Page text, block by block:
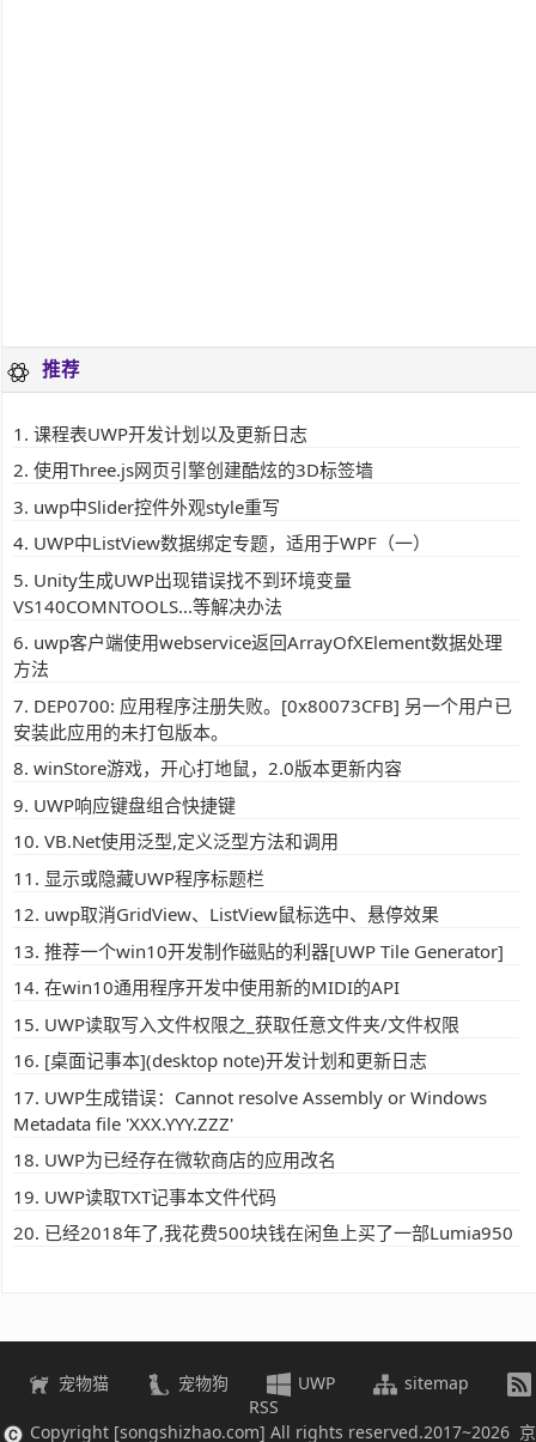
推荐
课程表UWP开发计划以及更新日志
使用Three.js网页引擎创建酷炫的3D标签墙
uwp中Slider控件外观style重写
UWP中ListView数据绑定专题，适用于WPF（一）
Unity生成UWP出现错误找不到环境变量
VS140COMNTOOLS...等解决办法
uwp客户端使用webservice返回ArrayOfXElement数据处理
方法
DEP0700: 应用程序注册失败。[0x80073CFB] 另一个用户已
安装此应用的未打包版本。
winStore游戏，开心打地鼠，2.0版本更新内容
UWP响应键盘组合快捷键
VB.Net使用泛型,定义泛型方法和调用
显示或隐藏UWP程序标题栏
uwp取消GridView、ListView鼠标选中、悬停效果
推荐一个win10开发制作磁贴的利器[UWP Tile Generator]
在win10通用程序开发中使用新的MIDI的API
UWP读取写入文件权限之_获取任意文件夹/文件权限
[桌面记事本](desktop note)开发计划和更新日志
UWP生成错误：Cannot resolve Assembly or Windows
Metadata file 'XXX.YYY.ZZZ'
UWP为已经存在微软商店的应用改名
UWP读取TXT记事本文件代码
已经2018年了,我花费500块钱在闲鱼上买了一部Lumia950
宠物猫 宠物狗 UWP
sitemap
RSS
Copyright [songshizhao.com] All rights reserved.2017~2026 京